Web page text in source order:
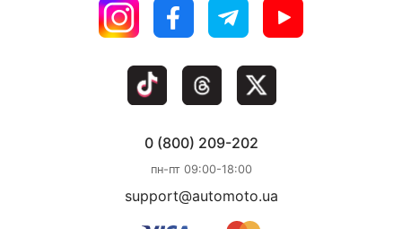
0 (800) 209-202
пн-пт 09:00-18:00
support@automoto.ua